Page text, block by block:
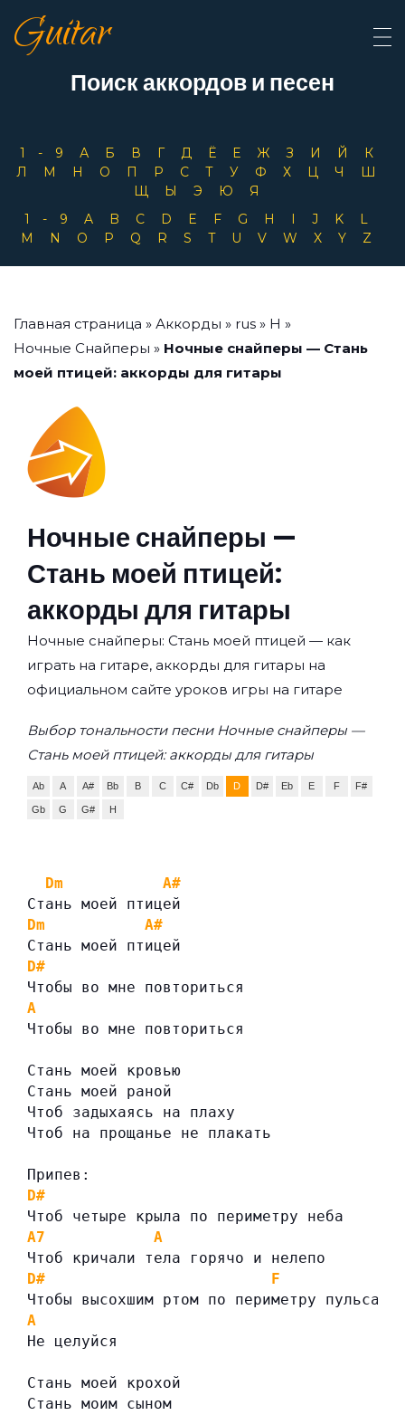
Guitar
Поиск аккордов и песен
1-9 А Б В Г Д Ё Е Ж З И Й
К
Л
М Н О П Р С Т У Ф Х Ц Ч
Ш
Щ
Ы Э Ю
Я
1-9
A B C D E F G H I J K
L
M
N O P Q R S T U V W X Y Z
Главная страница » Аккорды » rus » Н »
Ночные Снайперы » Ночные снайперы — Стань
моей птицей: аккорды для гитары
Ночные снайперы —
Стань моей птицей:
аккорды для гитары
Ночные снайперы: Стань моей птицей — как
играть на гитаре, аккорды для гитары на
официальном сайте уроков игры на гитаре
Выбор тональности песни Ночные снайперы —
Стань моей птицей: аккорды для гитары
Ab A A# Bb B C C# Db D D# Eb E F F#
Gb G G# H
Dm
A#
Стань моей птицей
Dm
A#
Стань моей птицей
D#
Чтобы во мне повториться
A
Чтобы во мне повториться
Стань моей кровью
Стань моей раной
Чтоб задыхаясь на плаху
Чтоб на прощанье не плакать
Припев:
D#
Чтоб четыре крыла по периметру неба
A7
A
Чтоб кричали тела горячо и нелепо
D#
F
Чтобы высохшим ртом по периметру пульса
A
Не целуйся
Стань моей крохой
Стань моим сыном